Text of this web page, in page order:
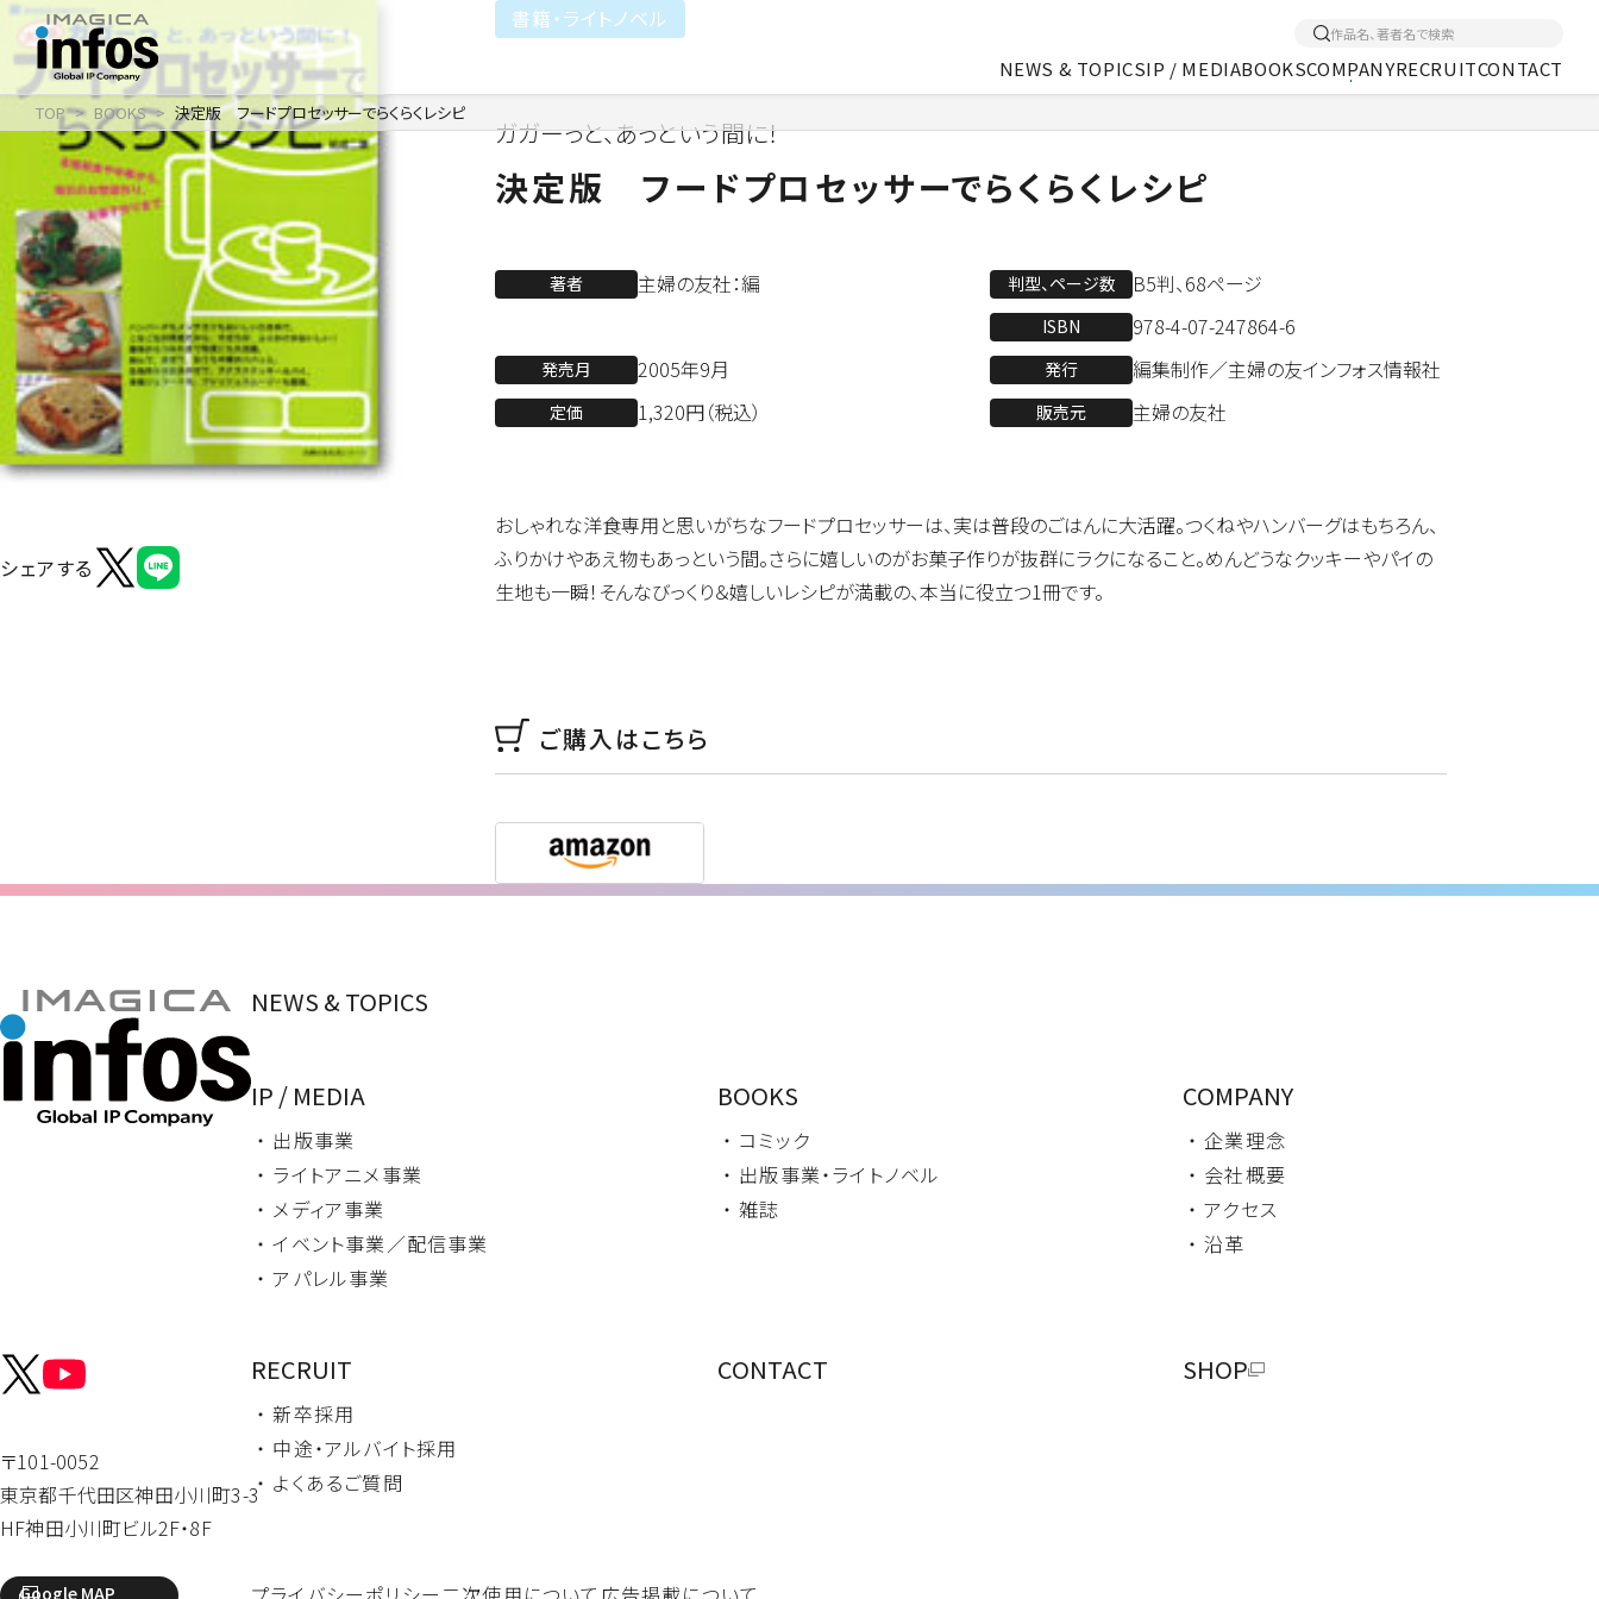
NEWS & TOPICSIP / MEDIA
IP / MEDIA
事業紹介
出版事業
イベント事業／配信事業
BOOKSCOMPANY
COMPANY
会社情報
企業理念
沿革
RECRUIT
RECRUIT
採用情報
新卒採用
CONTACT
TOP BOOKS 決定版 フードプロセッサーでらくらくレシピ
シェアする
書籍・ライトノベル
ガガーっと、あっという間に！
決定版 フードプロセッサーでらくらくレシピ
著者 主婦の友社：編 判型、ページ数 B5判、68ページ
ISBN 978-4-07-247864-6
発行 編集制作／主婦の友インフォス情報社
発売月 2005年9月
販売元 主婦の友社
定価 1,320円（税込）
おしゃれな洋食専用と思いがちなフードプロセッサーは、実は普段のごはんに大活躍。つくねやハンバーグはもちろん、
ふりかけやあえ物もあっという間。さらに嬉しいのがお菓子作りが抜群にラクになること。めんどうなクッキーやパイの
生地も一瞬！そんなびっくり＆嬉しいレシピが満載の、本当に役立つ1冊です。
ご購入はこちら
〒101-0052
東京都千代田区神田小川町3-3
HF神田小川町ビル2F・8F
Google MAP
NEWS & TOPICS
IP / MEDIA
・ 出版事業
・ ライトアニメ事業
・ メディア事業
・ イベント事業／配信事業
・ アパレル事業
BOOKS
・ コミック
・ 出版事業・ライトノベル
・ 雑誌
COMPANY
・ 企業理念
・ 会社概要
・ アクセス
・ 沿革
RECRUIT
・ 新卒採用
・ 中途・アルバイト採用
・ よくあるご質問
CONTACT SHOP